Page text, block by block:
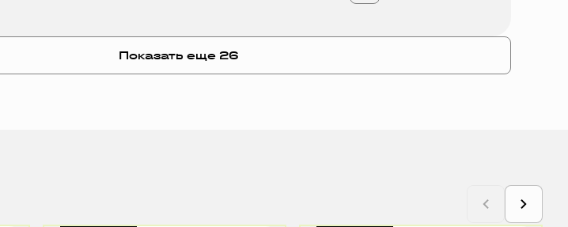
Показать еще 26